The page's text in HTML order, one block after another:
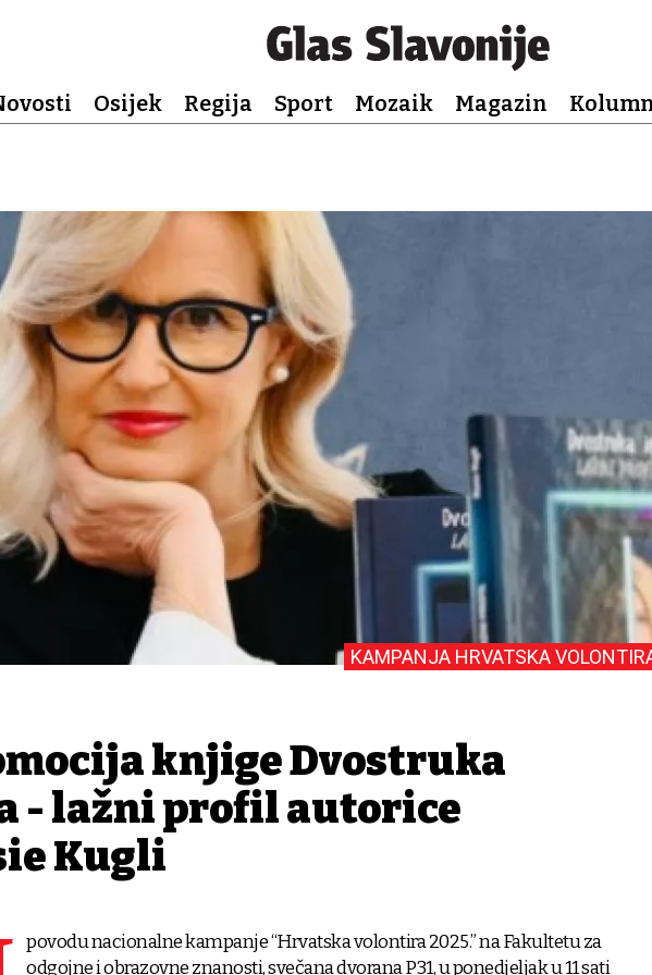
Osijek Regija Sport Mozaik Magazin
KAMPANJA HRVATSKA
knjige Dvostruka
- lažni profil autorice
Kugli
povodu nacionalne kampanje “Hrvatska volontira 2025.” na Fakultetu za
odgojne i obrazovne znanosti, svečana dvorana P31, u ponedjeljak u 11 sati